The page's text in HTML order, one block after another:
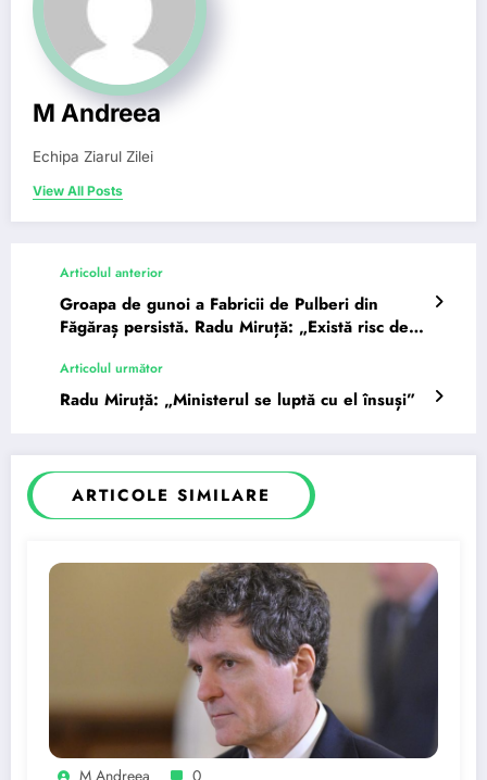
M Andreea
Echipa Ziarul Zilei
View All Posts
Articolul anterior
Groapa de gunoi a Fabricii de Pulberi din
Făgăraș persistă. Radu Miruță: „Există risc de
Articolul următor
Radu Miruță: „Ministerul se luptă cu el însuși”
ARTICOLE SIMILARE
M Andreea 0